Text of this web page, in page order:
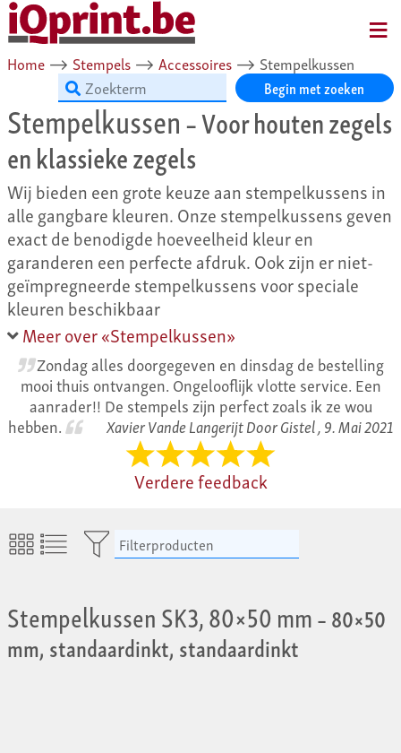
Home ⟶ Stempels ⟶ Accessoires ⟶ Stempelkussen
Begin met zoeken
Stempelkussen– Voor houten zegels
en klassieke zegels
Wij bieden een grote keuze aan stempelkussens in
alle gangbare kleuren. Onze stempelkussens geven
exact de benodigde hoeveelheid kleur en
garanderen een perfecte afdruk. Ook zijn er niet-
geïmpregneerde stempelkussens voor speciale
kleuren beschikbaar
Meer over «Stempelkussen»
Zondag alles doorgegeven en dinsdag de bestelling
mooi thuis ontvangen. Ongelooflijk vlotte service. Een
aanrader!! De stempels zijn perfect zoals ik ze wou
hebben. Xavier Vande Langerijt Door Gistel ,9. Mai 2021
Verdere feedback
Filterproducten
Stempelkussen SK3, 80×50 mm– 80×50
mm, standaardinkt, standaardinkt